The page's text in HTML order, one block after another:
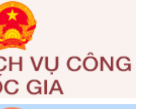
Sở Tư pháp
CP
NĐ-CP của Chính phủ: Quy
gia giai đoạn 2026 - 2030